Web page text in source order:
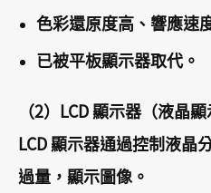
色彩還原度高、響應速
已被平板顯示器取代。
（2）LCD 顯示器（液晶顯
LCD 顯示器通過控制液晶
過量，顯示圖像。